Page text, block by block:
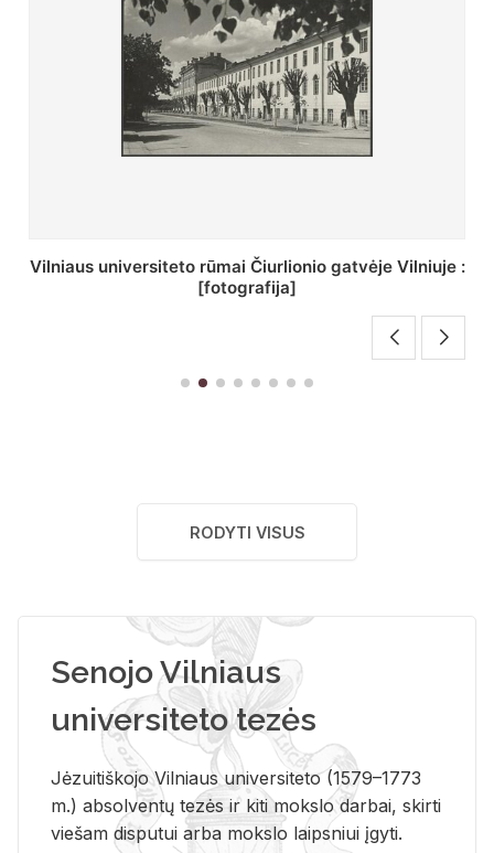
St. Batoro universiteto J. Pilsudskio kolegija :
[fotografija]
RODYTI VISUS
Senojo Vilniaus
universiteto tezės
Jėzuitiškojo Vilniaus universiteto (1579–1773
m.) absolventų tezės ir kiti mokslo darbai, skirti
viešam disputui arba mokslo laipsniui įgyti.